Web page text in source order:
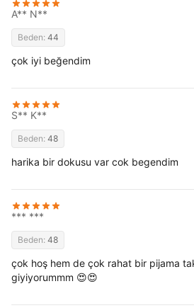
A** N**
Beden: 44
çok iyi beğendim
S** K**
Beden: 48
harika bir dokusu var cok begendim
*** ***
Beden: 48
çok hoş hem de çok rahat bir pijama
giyiyorummm 😍😍